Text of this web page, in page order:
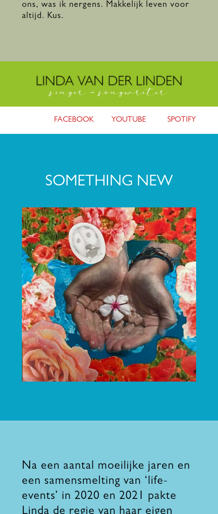
ons, was ik nergens. Makkelijk leven voor
altijd. Kus.
FACEBOOK YOUTUBE SPOTIFY
SOMETHING NEW
Na een aantal moeilijke jaren en
een samensmelting van ‘life-
events’ in 2020 en 2021 pakte